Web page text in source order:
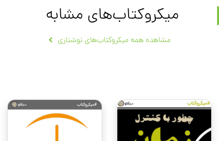
میکروکتاب‌های مشابه
مشاهده همه میکروکتاب‌های نوشتاری